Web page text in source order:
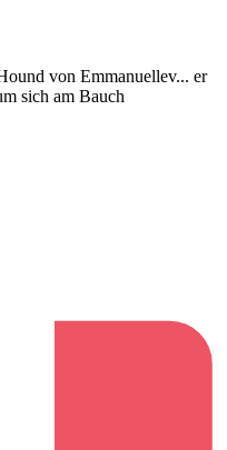
von Emmanuellev... er
sich am Bauch